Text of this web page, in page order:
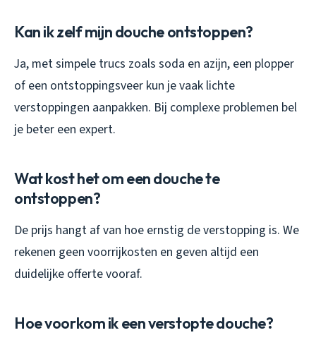
Kan ik zelf mijn douche ontstoppen?
Ja, met simpele trucs zoals soda en azijn, een plopper
of een ontstoppingsveer kun je vaak lichte
verstoppingen aanpakken. Bij complexe problemen bel
je beter een expert.
Wat kost het om een douche te
ontstoppen?
De prijs hangt af van hoe ernstig de verstopping is. We
rekenen geen voorrijkosten en geven altijd een
duidelijke offerte vooraf.
Hoe voorkom ik een verstopte douche?